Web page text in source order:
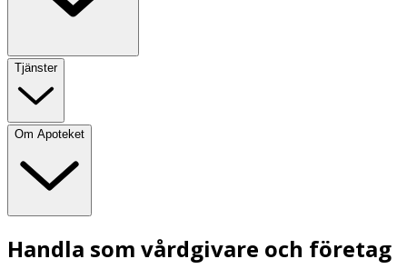
Tjänster
Om Apoteket
Handla som vårdgivare och företag